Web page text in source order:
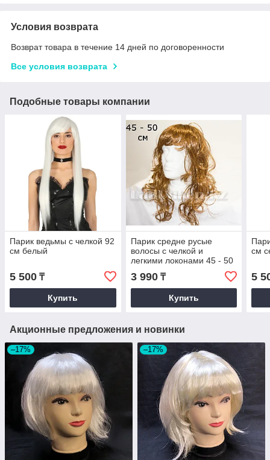
Условия возврата
Возврат товара в течение 14 дней по договоренности
Все условия возврата
Подобные товары компании
Парик ведьмы с челкой 92
см белый
5 500 ₸
Купить
Парик средне русые
волосы с челкой и
легкими локонами 45 - 50
3 990₸
Купить
см
5
Акционные предложения и новинки
–17% –17%